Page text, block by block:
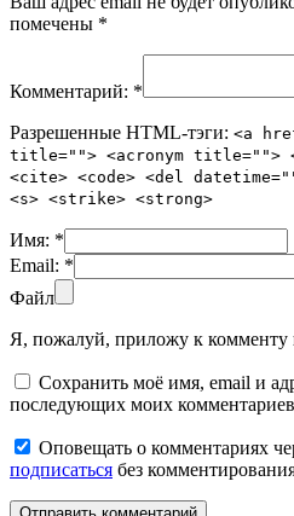
помечены *
Комментарий: *
Разрешенные HTML-тэги: <a
title=""> <acronym title="">
<cite> <code> <del
<s> <strike> <strong>
Имя: *
Email: *
Файл
Я, пожалуй, приложу к комменту
Сохранить моё имя, email и
последующих моих
Оповещать о комментариях
подписаться без